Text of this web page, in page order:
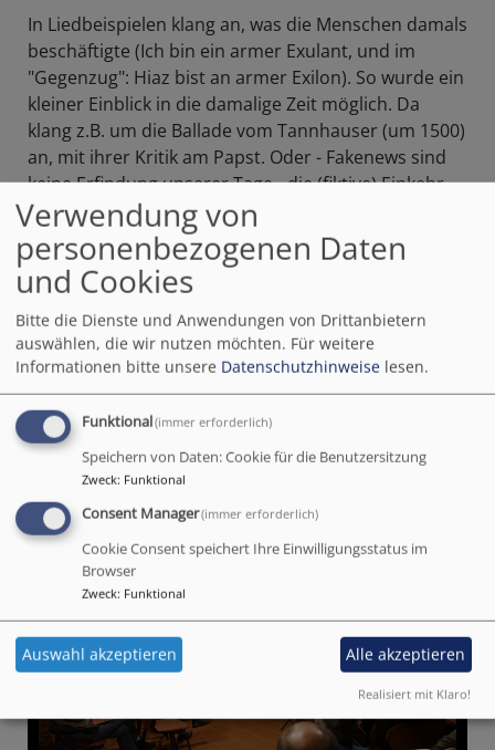
In Liedbeispielen klang an, was die Menschen damals
beschäftigte (Ich bin ein armer Exulant, und im
"Gegenzug": Hiaz bist an armer Exilon). So wurde ein
kleiner Einblick in die damalige Zeit möglich. Da
klang z.B. um die Ballade vom Tannhauser (um 1500)
an, mit ihrer Kritik am Papst. Oder - Fakenews sind
keine Erfindung unserer Tage - die (fiktive) Einkehr
Luthers im Münchner Gasthaus "Zur Hölle",
verbunden mit einer unbezahlten Zeche. Durch die
ausgeteilten Liedblätter konnten auch die Zuhörer
mitsingen.
Verwendung von
personenbezogenen Daten
und Cookies
Bitte die Dienste und Anwendungen von Drittanbietern
auswählen, die wir nutzen möchten. Für weitere
Informationen bitte unsere Datenschutzhinweise lesen.
Funktional(immer erforderlich)
Speichern von Daten: Cookie für die Benutzersitzung
Zweck: Funktional
Consent Manager(immer erforderlich)
Cookie Consent speichert Ihre Einwilligungsstatus im
Browser
Zweck: Funktional
Auswahl akzeptieren Alle akzeptieren
Realisiert mit Klaro!